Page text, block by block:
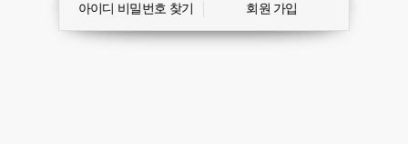
아이디 비밀번호 찾기 회원 가입